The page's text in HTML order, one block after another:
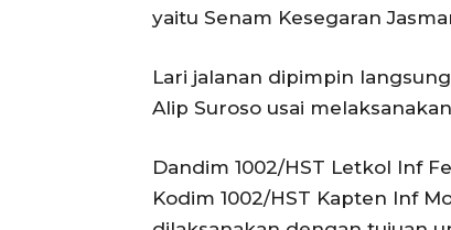
yaitu Senam Kesegaran
Lari jalanan dipimpin
Alip Suroso usai
Dandim 1002/HST Letkol Inf
Kodim 1002/HST Kapten Inf